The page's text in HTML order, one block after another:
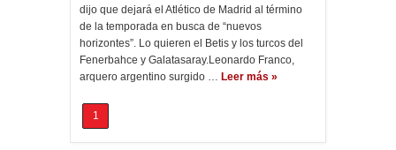
dijo que dejará el Atlético de Madrid al término
de la temporada en busca de “nuevos
horizontes”. Lo quieren el Betis y los turcos del
Fenerbahce y Galatasaray.Leonardo Franco,
arquero argentino surgido … Leer más »
1